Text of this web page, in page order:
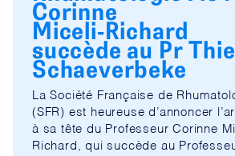
Corinne
Miceli‑Richard
succède au Pr
Schaeverbeke
La Société Française de
(SFR) est heureuse d’annoncer
à sa tête du Professeur Corinne
Richard, qui succède au